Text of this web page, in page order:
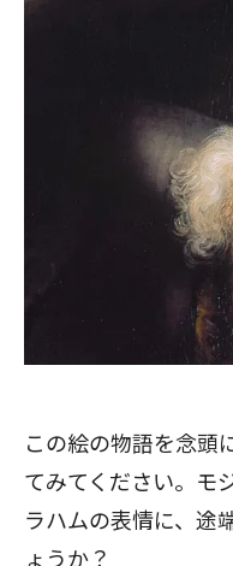
この絵の物語を念頭
てみてください。モ
ラハムの表情に、途
ょうか？